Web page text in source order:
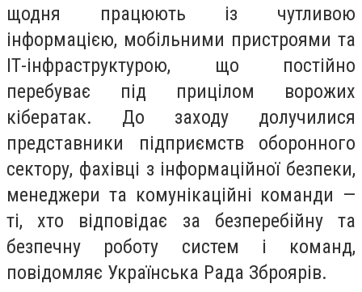
щодня працюють із чутливою
інформацією, мобільними пристроями та
ІТ-інфраструктурою, що постійно
перебуває під прицілом ворожих
кібератак. До заходу долучилися
представники підприємств оборонного
сектору, фахівці з інформаційної безпеки,
менеджери та комунікаційні команди —
ті, хто відповідає за безперебійну та
безпечну роботу систем і команд,
повідомляє Українська Рада Зброярів.